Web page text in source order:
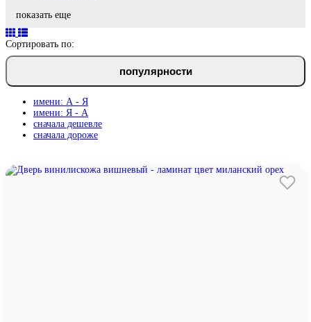
показать еще
Сортировать по:
популярности
имени: А - Я
имени: Я - А
сначала дешевле
сначала дороже